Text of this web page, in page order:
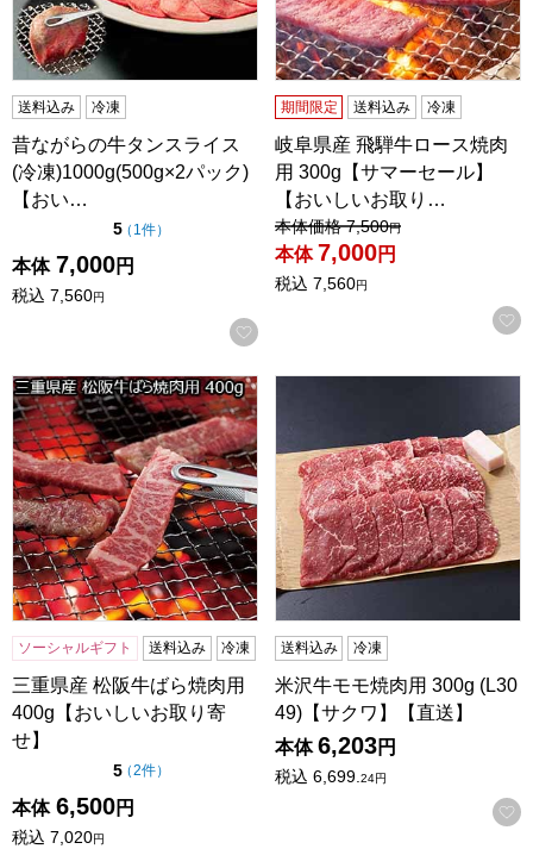
送料込み 冷凍
昔ながらの牛タンスライス
(冷凍)1000g(500g×2パック)
【おい…
5点（5点満点中）
（ 1件の評価
）
本体 7,000円
税込 7,560円
お気に入りに登録する
期間限定 送料込み 冷凍
岐阜県産 飛騨牛ロース焼肉
用 300g【サマーセール】
【おいしいお取り…
値引き前の価格：
本体価格 7,500円
本体 7,000円
税込 7,560円
三重県産 松阪牛ばら焼肉用 400g【おいしいお取り寄せ】
ソーシャルギフト 送料込み 冷凍
三重県産 松阪牛ばら焼肉用
400g【おいしいお取り寄
せ】
5点（5点満点中）
（2件の評価
）
本体 6,500円
税込 7,020円
送料込み 冷凍
米沢牛モモ焼肉用 300g (L30
49)【サクワ】【直送】
本体 6,203円
税込 6,699. 24円